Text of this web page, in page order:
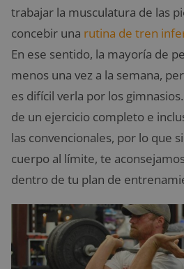
trabajar la musculatura de las
concebir una rutina de tren
En ese sentido, la mayoría de
menos una vez a la semana,
es difícil verla por los
de un ejercicio completo e
las convencionales, por lo que
cuerpo al límite, te
dentro de tu plan de